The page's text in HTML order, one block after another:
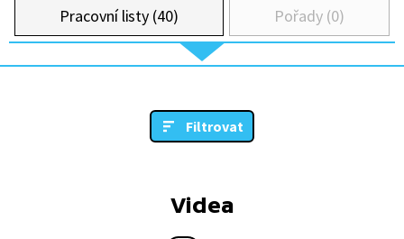
Pracovní listy (40) Pořady (0)
Filtrovat
Videa